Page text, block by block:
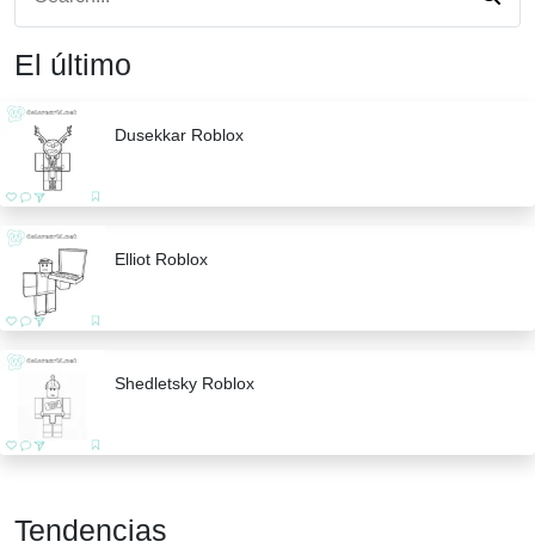
El último
Dusekkar Roblox
Elliot Roblox
Shedletsky Roblox
Tendencias